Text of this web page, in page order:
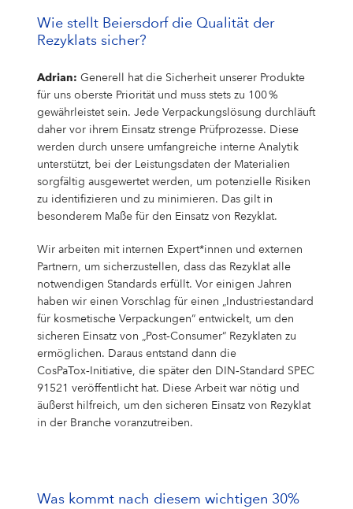
Wie stellt Beiersdorf die Qualität der
Rezyklats sicher?
Adrian: Generell hat die Sicherheit unserer Produkte
für uns oberste Priorität und muss stets zu 100 %
gewährleistet sein. Jede Verpackungslösung durchläuft
daher vor ihrem Einsatz strenge Prüfprozesse. Diese
werden durch unsere umfangreiche interne Analytik
unterstützt, bei der Leistungsdaten der Materialien
sorgfältig ausgewertet werden, um potenzielle Risiken
zu identifizieren und zu minimieren. Das gilt in
besonderem Maße für den Einsatz von Rezyklat.
Wir arbeiten mit internen Expert*innen und externen
Partnern, um sicherzustellen, dass das Rezyklat alle
notwendigen Standards erfüllt. Vor einigen Jahren
haben wir einen Vorschlag für einen „Industriestandard
für kosmetische Verpackungen“ entwickelt, um den
sicheren Einsatz von „Post‑Consumer“ Rezyklaten zu
ermöglichen. Daraus entstand dann die
CosPaTox‑Initiative, die später den DIN‑Standard SPEC
91521 veröffentlicht hat. Diese Arbeit war nötig und
äußerst hilfreich, um den sicheren Einsatz von Rezyklat
in der Branche voranzutreiben.
Was kommt nach diesem wichtigen 30%